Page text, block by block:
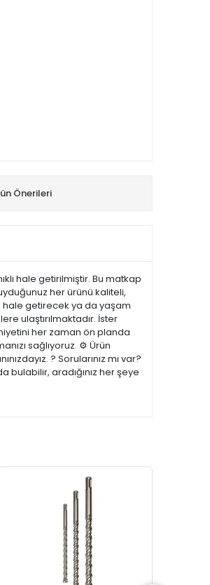
Önerileri
hale getirilmiştir. Bu matkap
her ürünü kaliteli,
hale getirecek ya da yaşam
ulaştırılmaktadır. İster
her zaman ön planda
sağlıyoruz. ⚙️ Ürün
? Sorularınız mı var?
aradığınız her şeye